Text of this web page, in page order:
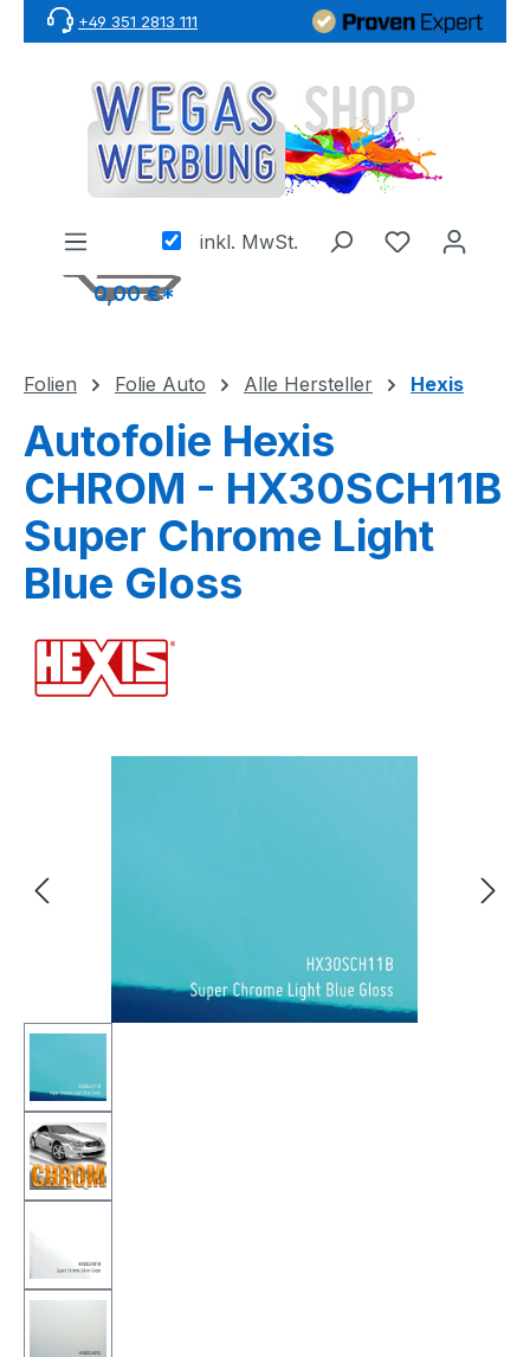
Zum Hauptinhalt springen
+49 351 2813 111
inkl. MwSt.
0,00 €*
Folien Folie Auto Alle Hersteller Hexis
Autofolie Hexis
CHROM - HX30SCH11B
Super Chrome Light
Blue Gloss